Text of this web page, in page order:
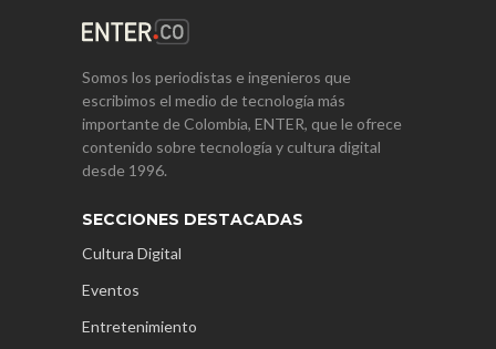
Somos los periodistas e ingenieros que
escribimos el medio de tecnología más
importante de Colombia, ENTER, que le ofrece
contenido sobre tecnología y cultura digital
desde 1996.
SECCIONES DESTACADAS
Cultura Digital
Eventos
Entretenimiento